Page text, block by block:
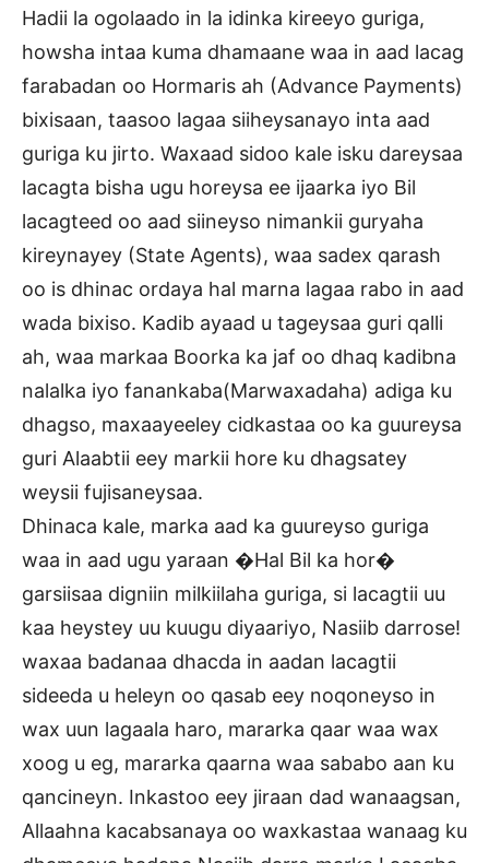
Hadii la ogolaado in la idinka kireeyo guriga,
howsha intaa kuma dhamaane waa in aad lacag
farabadan oo Hormaris ah (Advance Payments)
bixisaan, taasoo lagaa siiheysanayo inta aad
guriga ku jirto. Waxaad sidoo kale isku dareysaa
lacagta bisha ugu horeysa ee ijaarka iyo Bil
lacagteed oo aad siineyso nimankii guryaha
kireynayey (State Agents), waa sadex qarash
oo is dhinac ordaya hal marna lagaa rabo in aad
wada bixiso. Kadib ayaad u tageysaa guri qalli
ah, waa markaa Boorka ka jaf oo dhaq kadibna
nalalka iyo fanankaba(Marwaxadaha) adiga ku
dhagso, maxaayeeley cidkastaa oo ka guureysa
guri Alaabtii eey markii hore ku dhagsatey
weysii fujisaneysaa.
Dhinaca kale, marka aad ka guureyso guriga
waa in aad ugu yaraan �Hal Bil ka hor�
garsiisaa digniin milkiilaha guriga, si lacagtii uu
kaa heystey uu kuugu diyaariyo, Nasiib darrose!
waxaa badanaa dhacda in aadan lacagtii
sideeda u heleyn oo qasab eey noqoneyso in
wax uun lagaala haro, mararka qaar waa wax
xoog u eg, mararka qaarna waa sababo aan ku
qancineyn. Inkastoo eey jiraan dad wanaagsan,
Allaahna kacabsanaya oo waxkastaa wanaag ku